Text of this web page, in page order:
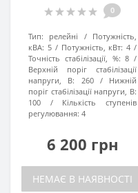
0
Тип: релейні
Потужність,
кВА: 5 Потужність, кВт: 4
Точність стабілізації, %: 8
Верхній поріг стабілізації
напруги, В:
260
Нижній
поріг стабілізації напруги, В:
100
Кількість ступенів
регулювання: 4
6 200 грн
НЕМАЄ В НАЯВНОСТІ